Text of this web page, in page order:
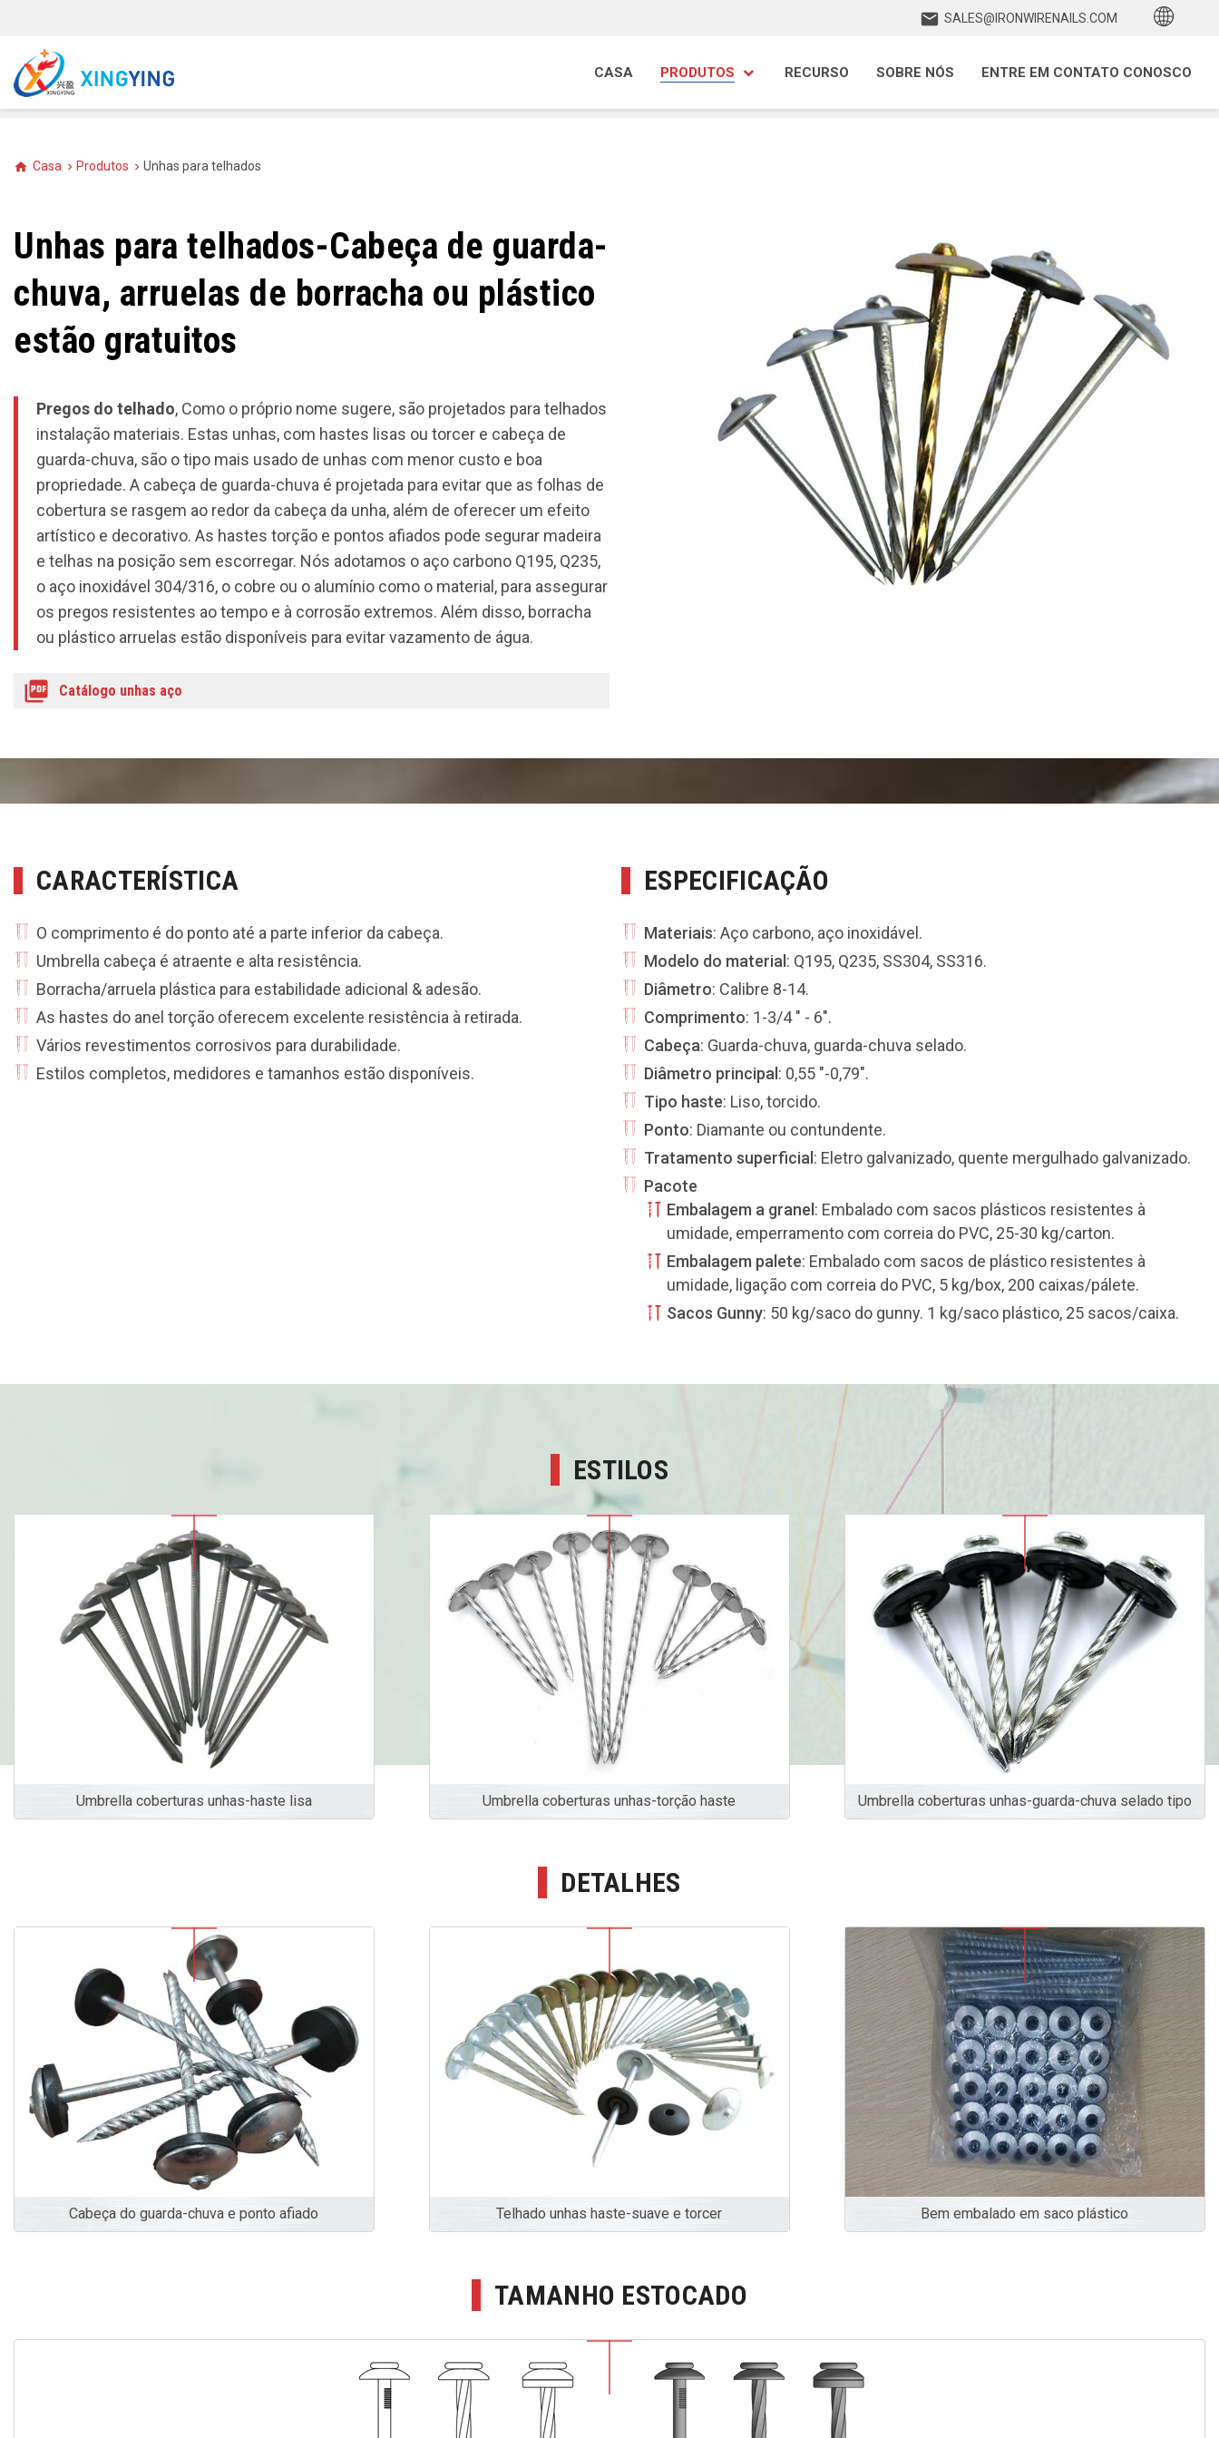
SALES@IRONWIRENAILS.COM
CASA PRODUTOS RECURSO SOBRE NÓS ENTRE EM CONTATO CONOSCO
Casa Produtos Unhas para telhados
Unhas para telhados-Cabeça de guarda-
chuva, arruelas de borracha ou plástico
estão gratuitos
Pregos do telhado, Como o próprio nome sugere, são projetados para telhados
instalação materiais. Estas unhas, com hastes lisas ou torcer e cabeça de
guarda-chuva, são o tipo mais usado de unhas com menor custo e boa
propriedade. A cabeça de guarda-chuva é projetada para evitar que as folhas de
cobertura se rasgem ao redor da cabeça da unha, além de oferecer um efeito
artístico e decorativo. As hastes torção e pontos afiados pode segurar madeira
e telhas na posição sem escorregar. Nós adotamos o aço carbono Q195, Q235,
o aço inoxidável 304/316, o cobre ou o alumínio como o material, para assegurar
os pregos resistentes ao tempo e à corrosão extremos. Além disso, borracha
ou plástico arruelas estão disponíveis para evitar vazamento de água.
Catálogo unhas aço
CARACTERÍSTICA
O comprimento é do ponto até a parte inferior da cabeça.
Umbrella cabeça é atraente e alta resistência.
Borracha/arruela plástica para estabilidade adicional & adesão.
As hastes do anel torção oferecem excelente resistência à retirada.
Vários revestimentos corrosivos para durabilidade.
Estilos completos, medidores e tamanhos estão disponíveis.
ESPECIFICAÇÃO
Materiais: Aço carbono, aço inoxidável.
Modelo do material : Q195, Q235, SS304, SS316.
Diâmetro: Calibre 8-14.
Comprimento: 1-3/4 " - 6".
Cabeça: Guarda-chuva, guarda-chuva selado.
Diâmetro principal : 0,55 "-0,79".
Tipo haste: Liso, torcido.
Ponto: Diamante ou contundente.
Tratamento superficial : Eletro galvanizado, quente mergulhado galvanizado.
Pacote
Embalagem a granel : Embalado com sacos plásticos resistentes à
umidade, emperramento com correia do PVC, 25-30 kg/carton.
Embalagem palete: Embalado com sacos de plástico resistentes à
umidade, ligação com correia do PVC, 5 kg/box, 200 caixas/pálete.
Sacos Gunny: 50 kg/saco do gunny. 1 kg/saco plástico, 25 sacos/caixa.
ESTILOS
Umbrella coberturas unhas-haste lisa Umbrella coberturas unhas-torção haste Umbrella coberturas unhas-guarda-chuva selado tipo
DETALHES
Cabeça do guarda-chuva e ponto afiado Telhado unhas haste-suave e torcer Bem embalado em saco plástico
TAMANHO ESTOCADO